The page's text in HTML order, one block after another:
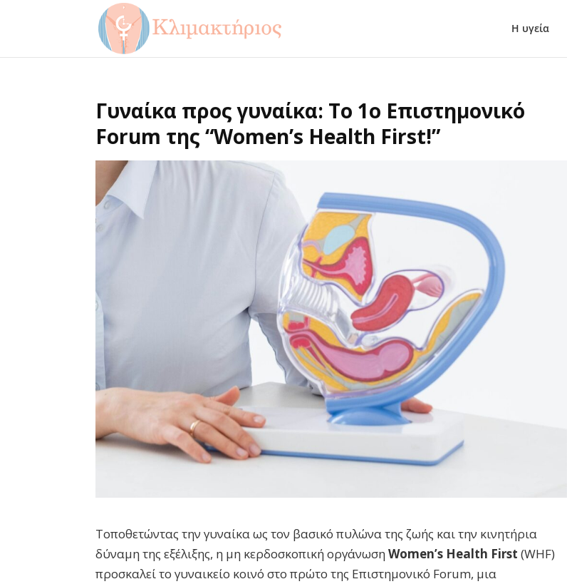
Η υγεία
Γυναίκα προς γυναίκα: Το 1ο Επιστημονικό
Forum της “Women’s Health First!”
Τοποθετώντας την γυναίκα ως τον βασικό πυλώνα της ζωής και την κινητήρια
δύναμη της εξέλιξης, η μη κερδοσκοπική οργάνωσηWomen’s Health First (WHF)
προσκαλεί το γυναικείο κοινό στο πρώτο της Επιστημονικό Forum, μια